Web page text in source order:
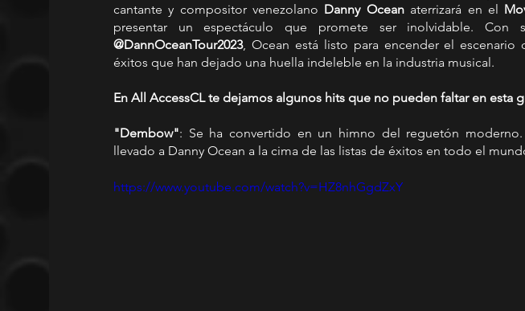
cantante y compositor venezolano Danny Ocean aterrizará en el
presentar un espectáculo que promete ser inolvidable. Con
@DannOceanTour2023, Ocean está listo para encender el escenario
éxitos que han dejado una huella indeleble en la industria musical.
En All AccessCL te dejamos algunos hits que no pueden faltar en esta
"Dembow": Se ha convertido en un himno del reguetón moderno.
llevado a Danny Ocean a la cima de las listas de éxitos en todo el
https://www.youtube.com/watch?v=HZ8nhGgdZxY